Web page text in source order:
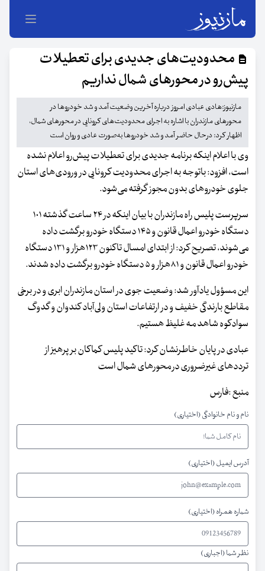
محدودیت‌های جدیدی برای تعطیلات
پیش‌رو در محورهای شمال نداریم
مازنیوز:هادی عبادی امروز درباره آخرین وضعیت آمد و شد خودروها در
محورهای مازندران با اشاره به اجرای محدودیت‌های کرونایی در محورهای شمال،
اظهار کرد: درحال حاضر آمد و شد خودروها به‌صورت عادی و روان است
وی با اعلام اینکه برنامه جدیدی برای تعطیلات پیش‌رو اعلام نشده
است، افزود: باتوجه به اجرای محدودیت کرونایی در ورودی‌های استان
جلوی خودروهای بدون مجوز گرفته می‌شود.
سرپرست پلیس راه مازندران با بیان اینکه در ۲۴ ساعت گذشته ۱۰۱
دستگاه خودرو اعمال قانون و ۱۴۵ دستگاه خودرو برگشت داده
می‌شوند، تصریح کرد: از ابتدای امسال تاکنون ۱۲۳هزار و ۱۳۱ دستگاه
خودرو اعمال قانون و ۸۱هزار و ۵ دستگاه خودرو برگشت داده شدند.
این مسؤول یادآور شد: وضعیت جوی در استان مازندران ابری و در برخی
مقاطع بارندگی خفیف و در ارتفاعات استان ولی‌آباد کندوان و گدوگ
سوادکوه شاهد مه غلیظ هستیم.
عبادی در پایان خاطرنشان کرد: تاکید پلیس کماکان بر پرهیز از
ترددهای غیرضروری در محورهای شمال است
منبع :فارس
نام و نام خانوادگی (اختیاری)
آدرس ایمیل (اختیاری)
شماره همراه (اختیاری)
نظر شما (اجباری)